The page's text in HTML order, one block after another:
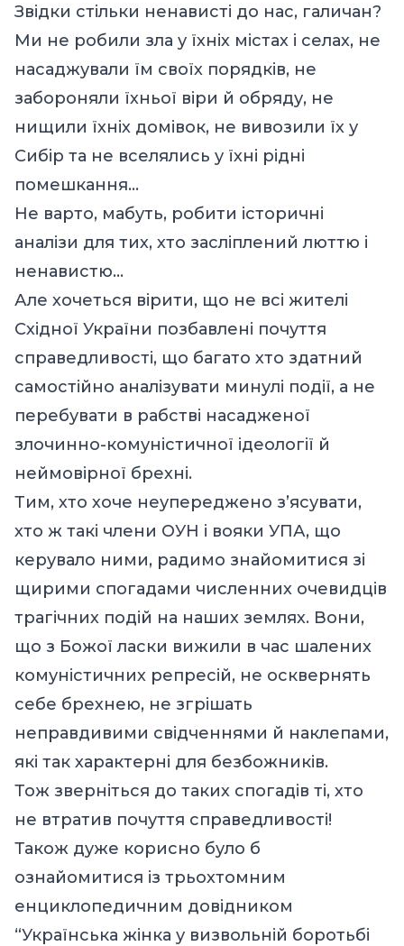
Звідки стільки ненависті до нас, галичан?
Ми не робили зла у їхніх містах і селах, не
насаджували їм своїх порядків, не
забороняли їхньої віри й обряду, не
нищили їхніх домівок, не вивозили їх у
Сибір та не вселялись у їхні рідні
помешкання…
Не варто, мабуть, робити історичні
аналізи для тих, хто засліплений люттю і
ненавистю…
Але хочеться вірити, що не всі жителі
Східної України позбавлені почуття
справедливості, що багато хто здатний
самостійно аналізувати минулі події, а не
перебувати в рабстві насадженої
злочинно-комуністичної ідеології й
неймовірної брехні.
Тим, хто хоче неупереджено з’ясувати,
хто ж такі члени ОУН і вояки УПА, що
керувало ними, радимо знайомитися зі
щирими спогадами численних очевидців
трагічних подій на наших землях. Вони,
що з Божої ласки вижили в час шалених
комуністичних репресій, не осквернять
себе брехнею, не згрішать
неправдивими свідченнями й наклепами,
які так характерні для безбожників.
Тож зверніться до таких спогадів ті, хто
не втратив почуття справедливості!
Також дуже корисно було б
ознайомитися із трьохтомним
енциклопедичним довідником
“Українська жінка у визвольній боротьбі